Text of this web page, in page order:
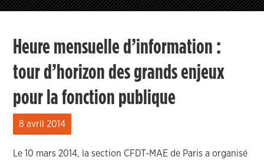
Heure mensuelle d’information :
tour d’horizon des grands enjeux
pour la fonction publique
8 avril 2014
Le 10 mars 2014, la section CFDT-MAE de Paris a organisé